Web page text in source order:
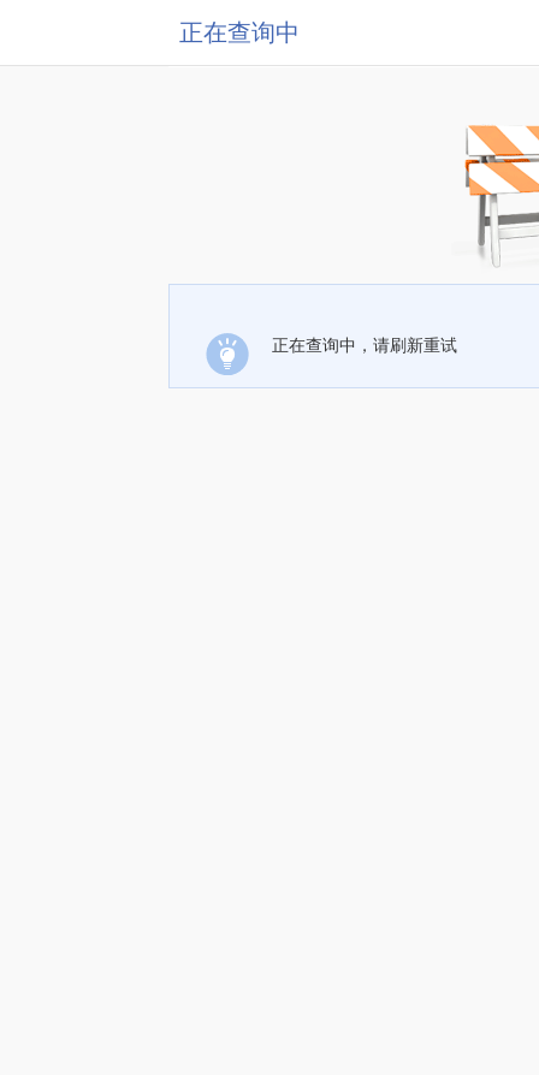
正在查询中
正在查询中，请刷新重试